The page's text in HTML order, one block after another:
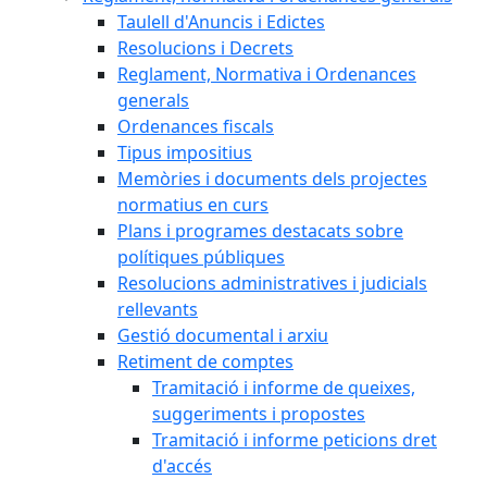
Taulell d'Anuncis i Edictes
Resolucions i Decrets
Reglament, Normativa i Ordenances
generals
Ordenances fiscals
Tipus impositius
Memòries i documents dels projectes
normatius en curs
Plans i programes destacats sobre
polítiques públiques
Resolucions administratives i judicials
rellevants
Gestió documental i arxiu
Retiment de comptes
Tramitació i informe de queixes,
suggeriments i propostes
Tramitació i informe peticions dret
d'accés